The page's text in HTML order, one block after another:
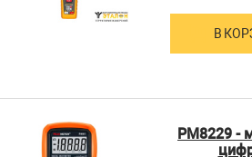
В
PM8229 -